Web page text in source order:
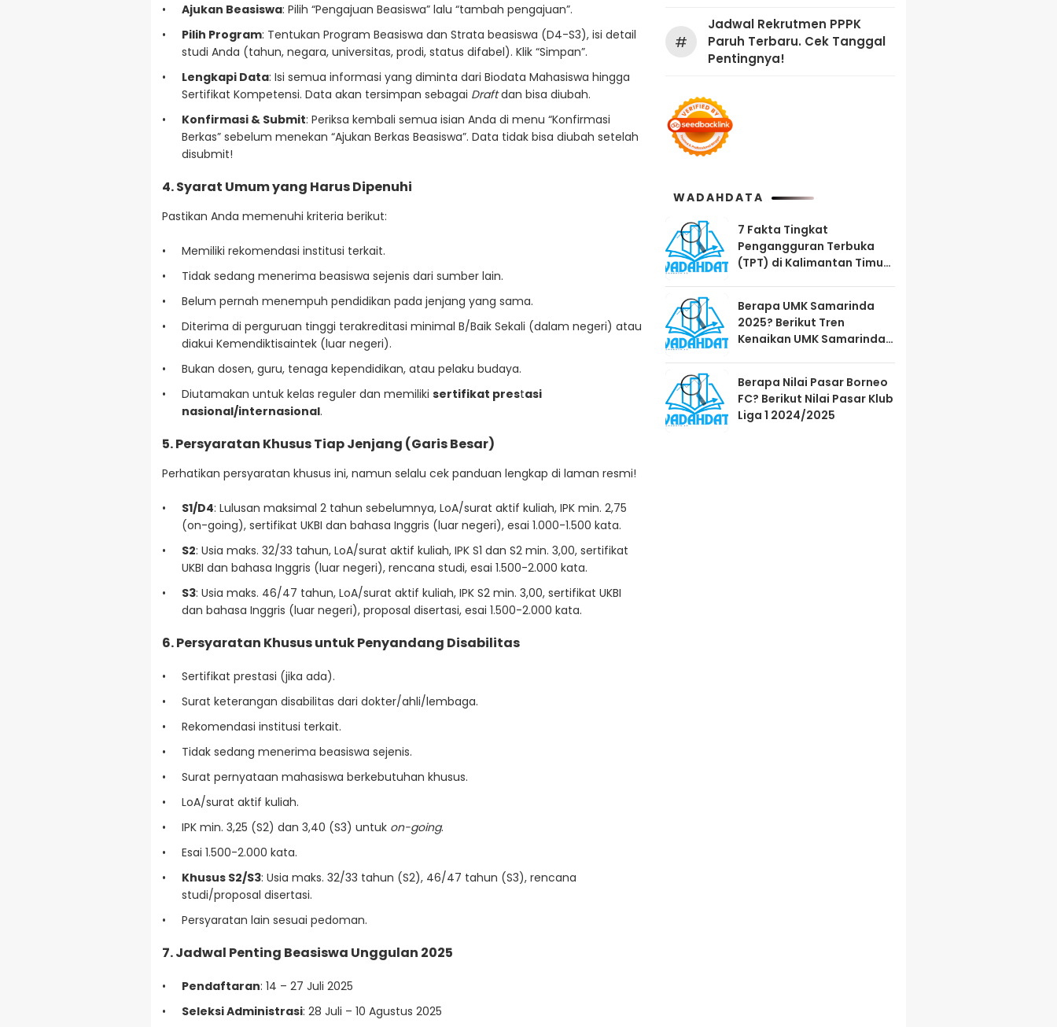
Ajukan Beasiswa: Pilih “Pengajuan Beasiswa” lalu “tambah pengajuan”.
Pilih Program: Tentukan Program Beasiswa dan Strata beasiswa (D4-S3), isi detail
studi Anda (tahun, negara, universitas, prodi, status difabel). Klik “Simpan”.
Lengkapi Data: Isi semua informasi yang diminta dari Biodata Mahasiswa hingga
Sertifikat Kompetensi. Data akan tersimpan sebagai Draftdan bisa diubah.
Konfirmasi & Submit: Periksa kembali semua isian Anda di menu “Konfirmasi
Berkas” sebelum menekan “Ajukan Berkas Beasiswa”. Data tidak bisa diubah setelah
disubmit!
4. Syarat Umum yang Harus Dipenuhi
Pastikan Anda memenuhi kriteria berikut:
Memiliki rekomendasi institusi terkait.
Tidak sedang menerima beasiswa sejenis dari sumber lain.
Belum pernah menempuh pendidikan pada jenjang yang sama.
Diterima di perguruan tinggi terakreditasi minimal B/Baik Sekali (dalam negeri) atau
diakui Kemendiktisaintek (luar negeri).
Bukan dosen, guru, tenaga kependidikan, atau pelaku budaya.
Diutamakan untuk kelas reguler dan memiliki sertifikat prestasi
nasional/internasional.
5. Persyaratan Khusus Tiap Jenjang (Garis Besar)
Perhatikan persyaratan khusus ini, namun selalu cek panduan lengkap di laman resmi!
S1/D4: Lulusan maksimal 2 tahun sebelumnya, LoA/surat aktif kuliah, IPK min. 2,75
(on-going), sertifikat UKBI dan bahasa Inggris (luar negeri), esai 1.000-1.500 kata.
S2: Usia maks. 32/33 tahun, LoA/surat aktif kuliah, IPK S1 dan S2 min. 3,00, sertifikat
UKBI dan bahasa Inggris (luar negeri), rencana studi, esai 1.500-2.000 kata.
S3: Usia maks. 46/47 tahun, LoA/surat aktif kuliah, IPK S2 min. 3,00, sertifikat UKBI
dan bahasa Inggris (luar negeri), proposal disertasi, esai 1.500-2.000 kata.
6. Persyaratan Khusus untuk Penyandang Disabilitas
Sertifikat prestasi (jika ada).
Surat keterangan disabilitas dari dokter/ahli/lembaga.
Rekomendasi institusi terkait.
Tidak sedang menerima beasiswa sejenis.
Surat pernyataan mahasiswa berkebutuhan khusus.
LoA/surat aktif kuliah.
IPK min. 3,25 (S2) dan 3,40 (S3) untuk on-going.
Esai 1.500-2.000 kata.
Khusus S2/S3: Usia maks. 32/33 tahun (S2), 46/47 tahun (S3), rencana
studi/proposal disertasi.
Persyaratan lain sesuai pedoman.
7. Jadwal Penting Beasiswa Unggulan 2025
Pendaftaran: 14 – 27 Juli 2025
Seleksi Administrasi: 28 Juli – 10 Agustus 2025
#
Jadwal Rekrutmen PPPK
Paruh Terbaru. Cek Tanggal
Pentingnya!
WADAHDATA
7 Fakta Tingkat
Pengangguran Terbuka
(TPT) di Kalimantan Timur
Berapa UMK Samarinda
2025? Berikut Tren
Kenaikan UMK Samarinda
Berapa Nilai Pasar Borneo
FC? Berikut Nilai Pasar Klub
Liga 1 2024/2025